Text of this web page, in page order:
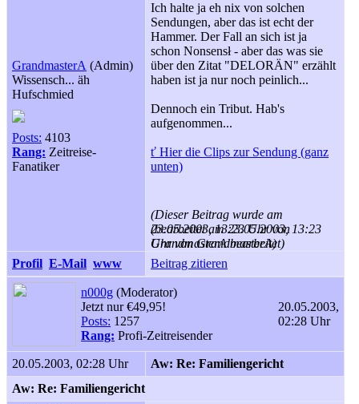
GrandmasterA (Admin)
Wissensch... äh
Hufschmied
Posts: 4103
Rang: Zeitreise-
Fanatiker
Ich halte ja eh nix von solchen
Sendungen, aber das ist echt der
Hammer. Der Fall an sich ist ja
schon Nonsensł - aber das was sie
über den Zitat "DELORÄN" erzählt
haben ist ja nur noch peinlich...
Dennoch ein Tribut. Hab's
aufgenommen...
ť Hier die Clips zur Sendung (ganz
unten)
(Dieser Beitrag wurde am
23.05.2003, 13:23 Uhr von
GrandmasterA bearbeitet)
(bearbeitet am 23.05.2003, 13:23
Uhr von GrandmasterA)
Profil E-Mail www Beitrag zitieren
n000g (Moderator)
Jetzt nur €49,95!
Posts: 1257
Rang: Profi-Zeitreisender
20.05.2003,
02:28 Uhr
20.05.2003, 02:28 Uhr
Aw: Re: Familiengericht
Aw: Re: Familiengericht